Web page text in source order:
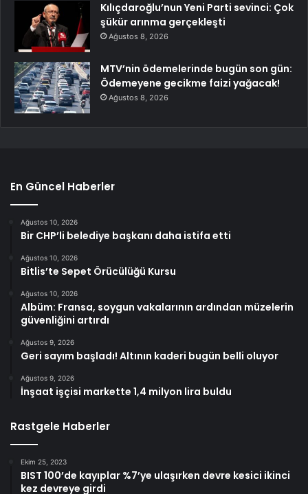
Kılıçdaroğlu’nun Yeni Parti sevinci: Çok
şükür arınma gerçekleşti
Ağustos 8, 2026
MTV’nin ödemelerinde bugün son gün:
Ödemeyene gecikme faizi yağacak!
Ağustos 8, 2026
En Güncel Haberler
Ağustos 10, 2026
Bir CHP’li belediye başkanı daha istifa etti
Ağustos 10, 2026
Bitlis’te Sepet Örücülüğü Kursu
Ağustos 10, 2026
Albüm: Fransa, soygun vakalarının ardından müzelerin
güvenliğini artırdı
Ağustos 9, 2026
Geri sayım başladı! Altının kaderi bugün belli oluyor
Ağustos 9, 2026
İnşaat işçisi markette 1,4 milyon lira buldu
Rastgele Haberler
Ekim 25, 2023
BIST 100’de kayıplar %7’ye ulaşırken devre kesici ikinci
kez devreye girdi